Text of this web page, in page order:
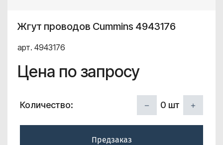
Жгут проводов Cummins 4943176
арт. 4943176
Цена по запросу
Количество: 0 шт
Предзаказ